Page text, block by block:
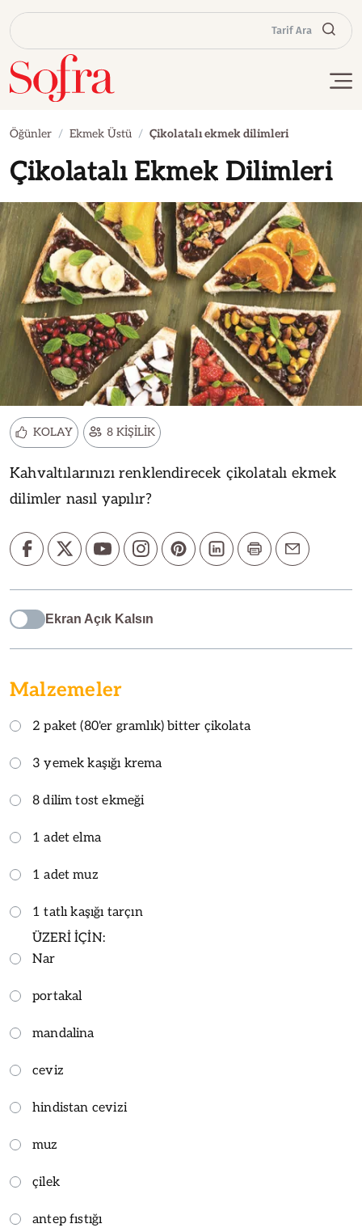
Tarif Ara
Öğünler Ekmek Üstü Çikolatalı ekmek dilimleri
Çikolatalı Ekmek Dilimleri
KOLAY 8 KİŞİLİK
Kahvaltılarınızı renklendirecek çikolatalı ekmek
dilimler nasıl yapılır?
Ekran Açık Kalsın
Malzemeler
2 paket (80'er gramlık) bitter çikolata
3 yemek kaşığı krema
8 dilim tost ekmeği
1 adet elma
1 adet muz
1 tatlı kaşığı tarçın
ÜZERİ İÇİN:
Nar
portakal
mandalina
ceviz
hindistan cevizi
muz
çilek
antep fıstığı